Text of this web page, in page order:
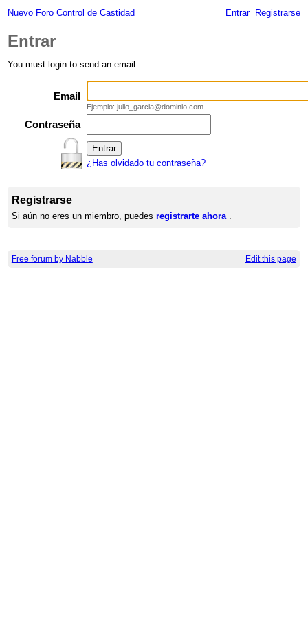
Nuevo Foro Control de Castidad Entrar Registrarse
Entrar
You must login to send an email.
Email
Ejemplo: julio_garcia@dominio.com
Contraseña
¿Has olvidado tu contraseña?
Registrarse
Si aún no eres un miembro, puedesregistrarte ahora .
Free forum by Nabble Edit this page